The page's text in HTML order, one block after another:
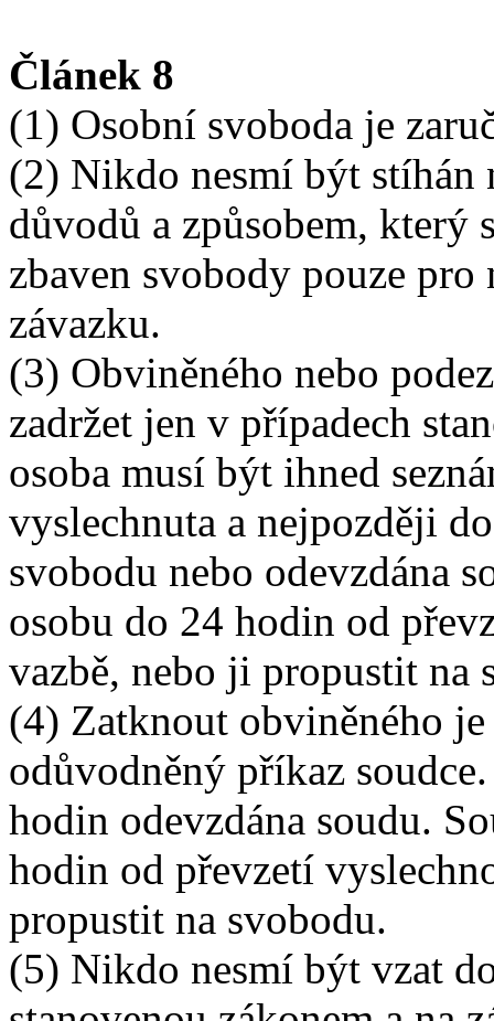
Článek 8
(1) Osobní svoboda je
(2) Nikdo nesmí být stíhán
důvodů a způsobem,
zbaven svobody pouze
závazku.
(3) Obviněného nebo
zadržet jen v případech
osoba musí být ihned
vyslechnuta a nejpozději
svobodu nebo odevzdána
osobu do 24 hodin od
vazbě, nebo ji propustit na
(4) Zatknout obviněného
odůvodněný příkaz
hodin odevzdána soudu.
hodin od převzetí
propustit na svobodu.
(5) Nikdo nesmí být vzat